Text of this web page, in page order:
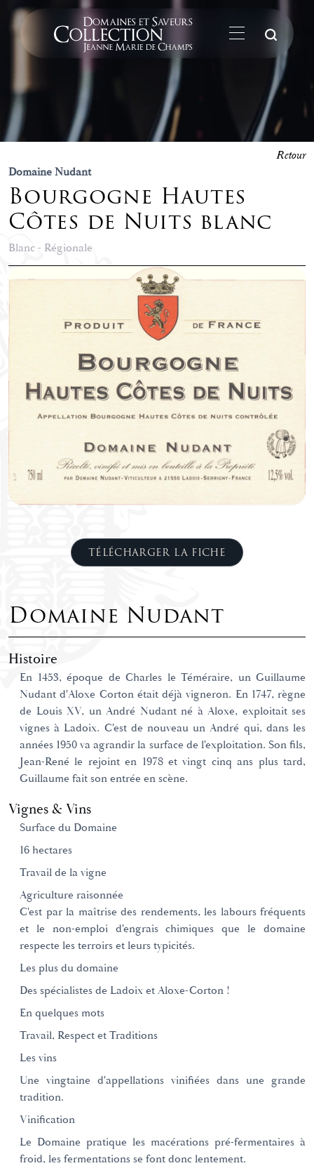
Domaine Nudant
Bourgogne Hautes
Côtes de Nuits blanc
Blanc - Régionale
Retour
TÉLÉCHARGER LA FICHE
Domaine Nudant
Histoire
En 1453, époque de Charles le Téméraire, un Guillaume
Nudant d'Aloxe Corton était déjà vigneron. En 1747, règne
de Louis XV, un André Nudant né à Aloxe, exploitait ses
vignes à Ladoix. C'est de nouveau un André qui, dans les
années 1950 va agrandir la surface de l'exploitation. Son fils,
Jean-René le rejoint en 1978 et vingt cinq ans plus tard,
Guillaume fait son entrée en scène.
Vignes & Vins
Surface du Domaine
16 hectares
Travail de la vigne
Agriculture raisonnée
C'est par la maîtrise des rendements, les labours fréquents
et le non-emploi d'engrais chimiques que le domaine
respecte les terroirs et leurs typicités.
Les plus du domaine
Des spécialistes de Ladoix et Aloxe-Corton !
En quelques mots
Travail, Respect et Traditions
Les vins
Une vingtaine d'appellations vinifiées dans une grande
tradition.
Vinification
Le Domaine pratique les macérations pré-fermentaires à
froid, les fermentations se font donc lentement.